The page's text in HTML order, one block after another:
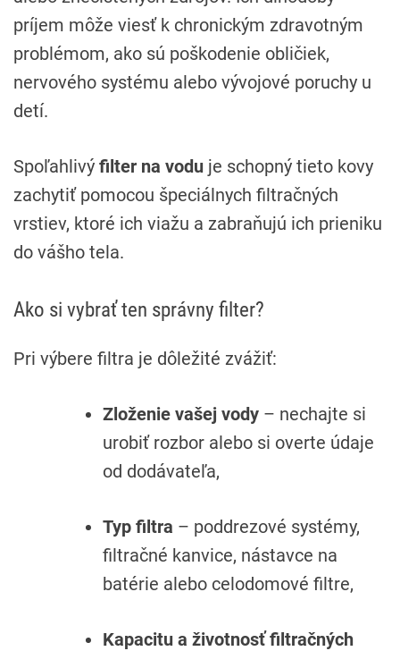
príjem môže viesť k chronickým zdravotným
problémom, ako sú poškodenie obličiek,
nervového systému alebo vývojové poruchy u
detí.
Spoľahlivý filter na vodu je schopný tieto kovy
zachytiť pomocou špeciálnych filtračných
vrstiev, ktoré ich viažu a zabraňujú ich prieniku
do vášho tela.
Ako si vybrať ten správny filter?
Pri výbere filtra je dôležité zvážiť:
Zloženie vašej vody – nechajte si
urobiť rozbor alebo si overte údaje
od dodávateľa,
Typ filtra – poddrezové systémy,
filtračné kanvice, nástavce na
batérie alebo celodomové filtre,
Kapacitu a životnosť filtračných